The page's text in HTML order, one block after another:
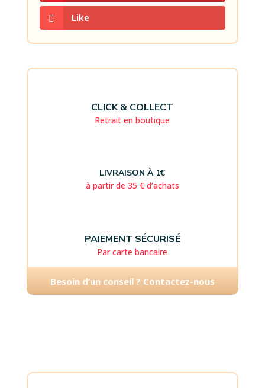
Like
CLICK & COLLECT
Retrait en boutique
LIVRAISON À 1€
à partir de 35 € d’achats
PAIEMENT SÉCURISÉ
Par carte bancaire
Besoin d’un conseil ? Contactez-nous